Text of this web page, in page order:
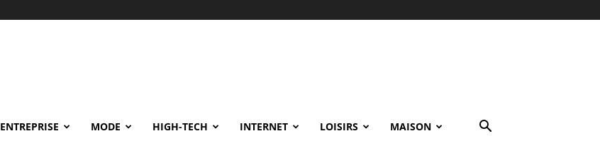
ENTREPRISE MODE HIGH-TECH INTERNET LOISIRS MAISON